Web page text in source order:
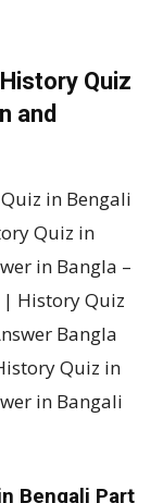
History Quiz
and
Quiz in Bengali
Quiz in
in Bangla –
| History Quiz
Bangla
History Quiz in
in Bangali
in Bengali Part